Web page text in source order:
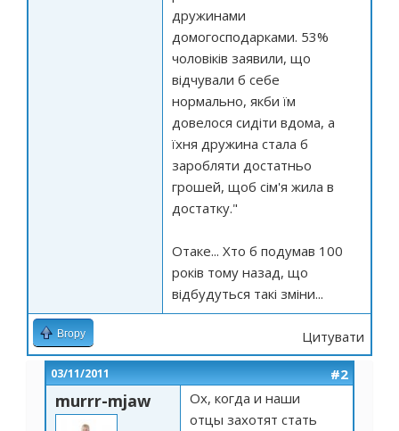
дружинами
домогосподарками. 53%
чоловіків заявили, що
відчували б себе
нормально, якби їм
довелося сидіти вдома, а
їхня дружина стала б
заробляти достатньо
грошей, щоб сім'я жила в
достатку."
Отаке... Хто б подумав 100
років тому назад, що
відбудуться такі зміни...
Вгору Цитувати
03/11/2011 #2
murrr-mjaw
Ох, когда и наши
отцы захотят стать